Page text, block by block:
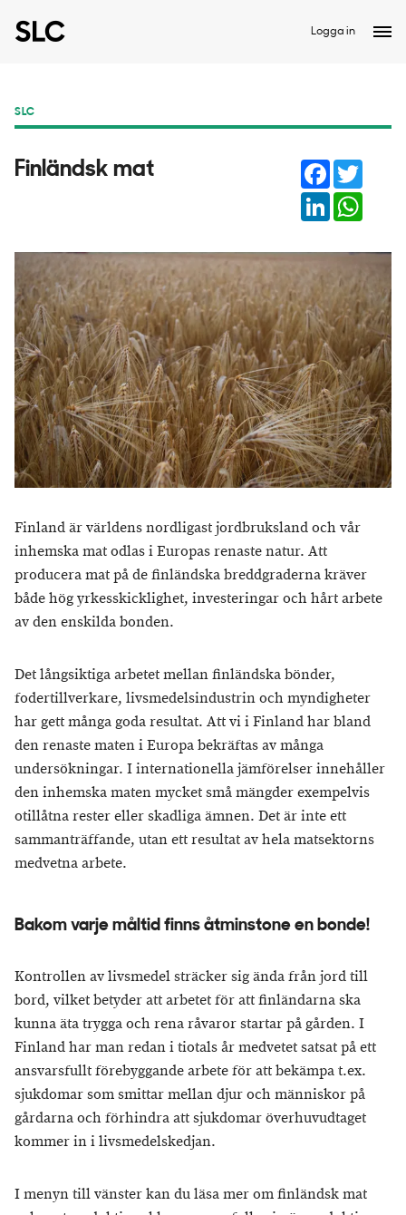
Logga in
SLC
Finländsk mat Facebook
LinkedIn
Finland är världens nordligast jordbruksland och vår
inhemska mat odlas i Europas renaste natur. Att
producera mat på de finländska breddgraderna kräver
både hög yrkesskicklighet, investeringar och hårt arbete
av den enskilda bonden.
Det långsiktiga arbetet mellan finländska bönder,
fodertillverkare, livsmedelsindustrin och myndigheter
har gett många goda resultat. Att vi i Finland har bland
den renaste maten i Europa bekräftas av många
undersökningar. I internationella jämförelser innehåller
den inhemska maten mycket små mängder exempelvis
otillåtna rester eller skadliga ämnen. Det är inte ett
sammanträffande, utan ett resultat av hela matsektorns
medvetna arbete.
Bakom varje måltid finns åtminstone en bonde!
Kontrollen av livsmedel sträcker sig ända från jord till
bord, vilket betyder att arbetet för att finländarna ska
kunna äta trygga och rena råvaror startar på gården. I
Finland har man redan i tiotals år medvetet satsat på ett
ansvarsfullt förebyggande arbete för att bekämpa t.ex.
sjukdomar som smittar mellan djur och människor på
gårdarna och förhindra att sjukdomar överhuvudtaget
kommer in i livsmedelskedjan.
I menyn till vänster kan du läsa mer om finländsk mat